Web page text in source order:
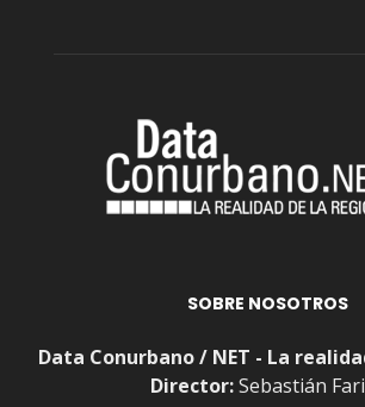
SOBRE NOSOTROS
Data Conurbano / NET - La
Director:Sebastián